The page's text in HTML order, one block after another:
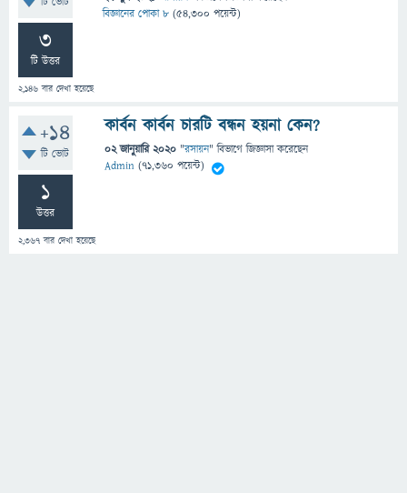
3
টি উত্তর
2,146 বার দেখা হয়েছে
বিজ্ঞানের পোকা ৮ (54,300 পয়েন্ট)
+14
টি ভোট
1
উত্তর
2,367 বার দেখা হয়েছে
কার্বন কার্বন চারটি বন্ধন হয়না কেন?
02 জানুয়ারি 2020 "রসায়ন" বিভাগে জিজ্ঞাসাকরেছেন
Admin (71,360 পয়েন্ট)